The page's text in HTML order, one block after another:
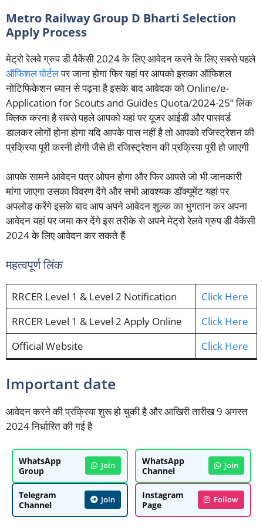
Metro Railway Group D Bharti Selection
Apply Process
मेट्रो रेलवे ग्रुप डी वैकेंसी 2024 के लिए आवेदन करने के लिए सबसे पहले
ऑफिशल पोर्टलपर जाना होगा फिर यहां पर आपको इसका ऑफिशल
नोटिफिकेशन ध्यान से पढ़ना है इसके बाद आवेदक को Online/e-
Application for Scouts and Guides Quota/2024-25” लिंक
क्लिक करना है सबसे पहले आपको यहां पर यूजर आईडी और पासवर्ड
डालकर लोगों होना होगा यदि आपके पास नहीं है तो आपको रजिस्ट्रेशन की
प्रक्रिया पूरी करनी होगी जैसे ही रजिस्ट्रेशन की प्रक्रिया पूरी हो जाएगी
आपके सामने आवेदन पत्र ओपन होगा और फिर आपसे जो भी जानकारी
मांगा जाएगा उसका विवरण देंगे और सभी आवश्यक डॉक्यूमेंट यहां पर
अपलोड करेंगे इसके बाद आप अपने आवेदन शुल्क का भुगतान कर अपना
आवेदन यहां पर जमा कर देंगे इस तरीके से अपने मेट्रो रेलवे ग्रुप डी वैकेंसी
2024 के लिए आवेदन कर सकते हैं
महत्वपूर्ण लिंक
RRCER Level 1 & Level 2 Notification
Click Here
RRCER Level 1 & Level 2 Apply Online
Click Here
Official Website
Click Here
Important date
आवेदन करने की प्रक्रिया शुरू हो चुकी है और आखिरी तारीख 9 अगस्त
2024 निर्धारित की गई है
WhatsApp
Group
Join
WhatsApp
Channel
Join
Telegram
Channel
Join
Instagram
Page
Follow